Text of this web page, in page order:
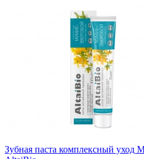
Зубная паста комплексный